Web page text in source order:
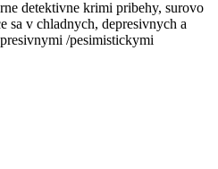
detektivne krimi pribehy, surovo
sa v chladnych, depresivnych a
/pesimistickymi